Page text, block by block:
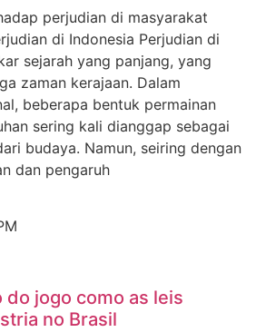
perjudian di masyarakat
di Indonesia Perjudian di
sejarah yang panjang, yang
zaman kerajaan. Dalam
beberapa bentuk permainan
sering kali dianggap sebagai
budaya. Namun, seiring dengan
dan pengaruh
do jogo como as leis
no Brasil